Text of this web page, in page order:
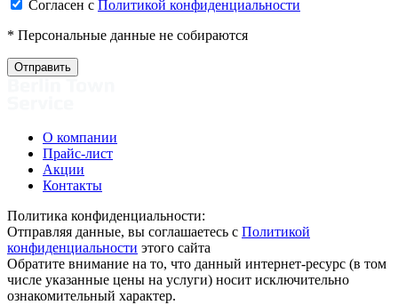
Согласен с Политикой конфиденциальности
* Персональные данные не собираются
О компании
Прайс-лист
Акции
Контакты
Политика конфиденциальности:
Отправляя данные, вы соглашаетесь с Политикой
конфиденциальности этого сайта
Обратите внимание на то, что данный интернет-ресурс (в том
числе указанные цены на услуги) носит исключительно
ознакомительный характер.